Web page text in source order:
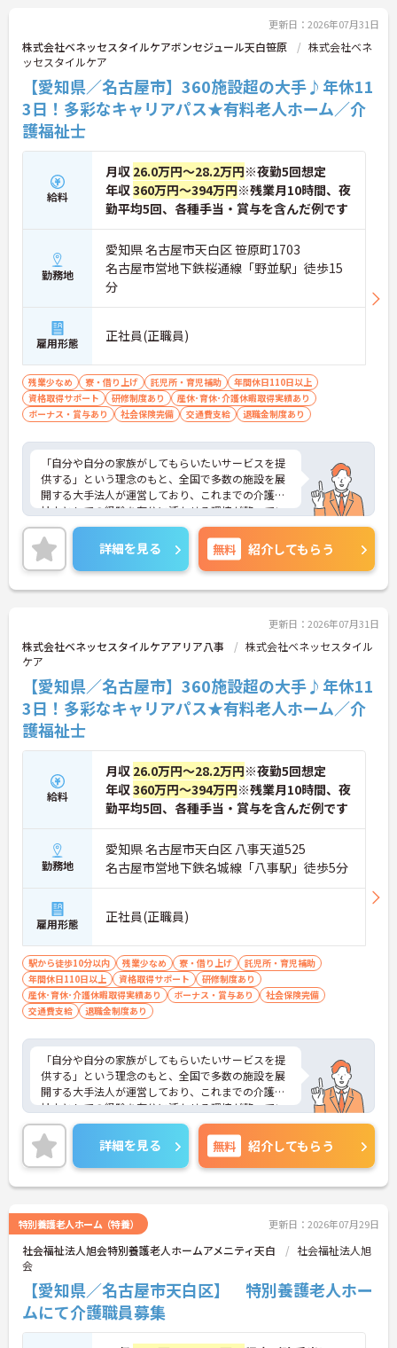
象となる年間3万円の医療費補助など大手ならでは
の圧倒的な福利厚生のもと、ケアマネジャーへのス
テップアップ等、介護のプロとして長期的なキャリ
アを築けます。
★おすすめPOINT★
【これまでの経験・専門性が正当に評価される環境
です】
・独自の社内資格「マジ神制度」があり、認定され
ると1資格につき月1万円（最大4万円）の手当が加
算されます。
・ケアマネジャーの受験料や対策講座、更新費用ま
で全額補助されるため、次のステップアップを自己
負担なく目指せます。
【最先端のDX導入で、身体的・精神的な負担を軽
減】
・スマホ記録や睡眠センサーを活用したデータに基
づくケアにより、夜間巡視や申し送りなどの業務負
担を大きく軽減しています。
・業務の効率化により月の平均残業時間は10時間程
向き合えます。
【ご家族も安心できる、圧倒的な福利厚生が整って
います】
や、教育サービスの70%割引など、生活全体を支え
る独自の福利厚生が利用できます。
・小学校3年生までの時短・夜勤免除制度があり、
男性の育休取得実績も豊富なため、ライフステージ
が変化しても安心です。
【プライベートとの両立がしやすい環境です】
・有給取得促進手当の支給や、5連休以上の長期休
フレッシュできます。
く、新しい方もこれまでの経験を活かしてすぐに馴
染める温かい社風です。
更新日：2026年07月31日
株式会社ベネッセスタイルケアボンセジュール天白笹原
株式会社ベネ
ッセスタイルケア
【愛知県／名古屋市】360施設超の大手♪年休11
3日！多彩なキャリアパス★有料老人ホーム／介
護福祉士
給料
月収 26.0万円～28.2万円※夜勤5回想定
年収360万円～394万円※残業月10時間、夜
勤平均5回、各種手当・賞与を含んだ例です
勤務地
愛知県 名古屋市天白区 笹原町1703
名古屋市営地下鉄桜通線「野並駅」徒歩15
分
雇用形態 正社員(正職員)
残業少なめ 寮・借り上げ 託児所・育児補助
年間休日110日以上
資格取得サポート
研修制度あり
産休･育休･介護休暇取得実績あり
ボーナス・賞与あり
社会保険完備 交通費支給 退職金制度あり
「自分や自分の家族がしてもらいたいサービスを提
供する」という理念のもと、全国で多数の施設を展
開する大手法人が運営しており、これまでの介護福
祉士としての経験を存分に活かせる環境が整ってい
ます。最大の魅力は、専門性を正当に評価する独自
の社内資格「マジ神制度」。認知症ケア等の分野で
認定されると最大月4万円の手当が加算され、確実
な収入アップが可能です。また、スマホでの記録入
力や睡眠センサー等のDX化により、夜間業務などの
象となる年間3万円の医療費補助など大手ならでは
の圧倒的な福利厚生のもと、ケアマネジャーへのス
テップアップ等、介護のプロとして長期的なキャリ
★おすすめPOINT★
【これまでの経験・専門性が正当に評価される環境
です】
・独自の社内資格「マジ神制度」があり、認定され
ると1資格につき月1万円（最大4万円）の手当が加
算されます。
・ケアマネジャーの受験料や対策講座、更新費用ま
で全額補助されるため、次のステップアップを自己
負担なく目指せます。
【最先端のDX導入で、身体的・精神的な負担を軽
・スマホ記録や睡眠センサーを活用したデータに基
づくケアにより、夜間巡視や申し送りなどの業務負
担を大きく軽減しています。
度と少なく、体力的なゆとりを持ってご入居者様と
向き合えます。
【ご家族も安心できる、圧倒的な福利厚生が整って
います】
・ご家族分も含めて年間3万円までの医療費補助
や、教育サービスの70%割引など、生活全体を支え
る独自の福利厚生が利用できます。
・小学校3年生までの時短・夜勤免除制度があり、
男性の育休取得実績も豊富なため、ライフステージ
が変化しても安心です。
【プライベートとの両立がしやすい環境です】
・有給取得促進手当の支給や、5連休以上の長期休
・中途入社比率が6割を超えており、風通しが良
く、新しい方もこれまでの経験を活かしてすぐに馴
染める温かい社風です。
詳細を見る 無料 紹介してもらう
更新日：2026年07月31日
株式会社ベネッセスタイルケアアリア八事
株式会社ベネッセスタイル
ケア
【愛知県／名古屋市】360施設超の大手♪年休11
3日！多彩なキャリアパス★有料老人ホーム／介
護福祉士
給料
月収 26.0万円～28.2万円※夜勤5回想定
年収360万円～394万円※残業月10時間、夜
勤平均5回、各種手当・賞与を含んだ例です
勤務地
愛知県 名古屋市天白区 八事天道525
名古屋市営地下鉄名城線「八事駅」徒歩5分
雇用形態 正社員(正職員)
駅から徒歩10分以内 残業少なめ 寮・借り上げ
託児所・育児補助
年間休日110日以上
資格取得サポート
研修制度あり
産休･育休･介護休暇取得実績あり
ボーナス・賞与あり
社会保険完備
交通費支給
退職金制度あり
「自分や自分の家族がしてもらいたいサービスを提
供する」という理念のもと、全国で多数の施設を展
開する大手法人が運営しており、これまでの介護福
祉士としての経験を存分に活かせる環境が整ってい
ます。最大の魅力は、専門性を正当に評価する独自
の社内資格「マジ神制度」。認知症ケア等の分野で
認定されると最大月4万円の手当が加算され、確実
な収入アップが可能です。また、スマホでの記録入
力や睡眠センサー等のDX化により、夜間業務などの
象となる年間3万円の医療費補助など大手ならでは
の圧倒的な福利厚生のもと、ケアマネジャーへのス
テップアップ等、介護のプロとして長期的なキャリ
★おすすめPOINT★
【これまでの経験・専門性が正当に評価される環境
です】
詳細を見る 無料 紹介してもらう
特別養護老人ホーム（特養） 更新日：2026年07月29日
社会福祉法人旭会特別養護老人ホームアメニティ天白
社会福祉法人旭
会
【愛知県／名古屋市天白区】 特別養護老人ホー
ムにて介護職員募集